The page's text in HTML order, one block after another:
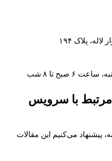
پلاک ۱۹۴
کارشناسان ما از شنبه تا پنجشنبه، ساعت ۶ صبح تا ۸ شب
با سرویس
پیشنهاد می‌کنیم این مقالات